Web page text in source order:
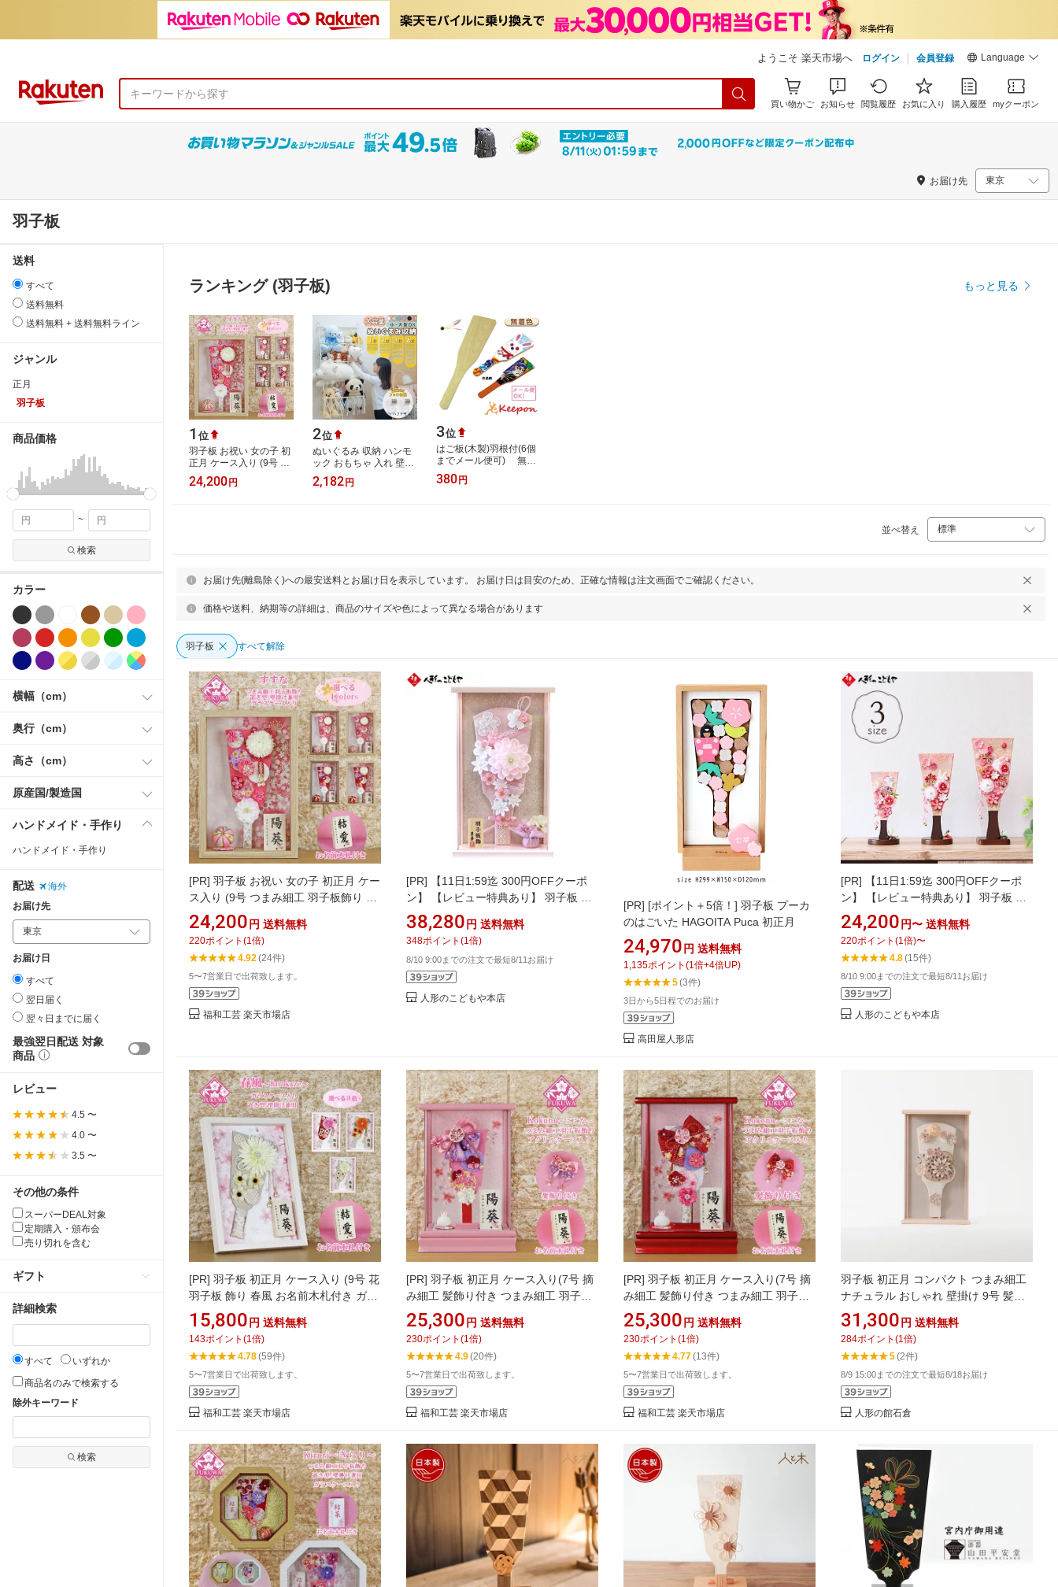
ようこそ 楽天市場へ ログイン 会員登録 Language
買い物かご お知らせ 閲覧履歴 お気に入り 購入履歴 myクーポン
お届け先
羽子板
送料
すべて
送料無料
送料無料 + 送料無料ライン
ジャンル
正月
羽子板
商品価格
~
検索
カラー
横幅（cm）
奥行（cm）
高さ（cm）
原産国/製造国
ハンドメイド・手作り
ハンドメイド・手作り
配送
海外
お届け先
お届け日
すべて
翌日届く
翌々日までに届く
最強翌日配送 対象
商品
レビュー
4.5 〜
4.0 〜
3.5 〜
その他の条件
スーパーDEAL対象
定期購入・頒布会
売り切れを含む
ギフト
詳細検索
すべて
いずれか
商品名のみで検索する
除外キーワード
検索
ランキング (羽子板) もっと見る
1 位
羽子板 お祝い 女の子 初
正月 ケース入り (9号 つ
まみ細工 羽子板飾り 新
すずな お名前木札 付き
24,200 円
2位
ぬいぐるみ 収納 ハンモ
ック おもちゃ 入れ 壁掛
け 大容量 ぬいぐるみ収
納 ケース 人形 収納ボッ
2,182 円
3位
はご板(木製)羽根付(6個
までメール便可) 無地
無着色 アーテック は
ねつき 伝承玩具 昔遊び
380 円
並べ替え
お届け先(離島除く)への最安送料とお届け日を表示しています。 お届け日は目安のため、正確な情報は注文画面でご確認ください。
価格や送料、納期等の詳細は、商品のサイズや色によって異なる場合があります
羽子板 すべて解除
[PR] 羽子板 お祝い 女の子 初正月 ケー
ス入り (9号 つまみ細工 羽子板飾り 新
すずな お名前木札 付き ガラスケース
入り)FUKUR3-154 ちりめん細工 日本
製 コンパクト かわいい 可愛い インテ
リア おしゃれ 額飾り 壁掛け ミニサイ
ズ
24,200 円 送料無料
220ポイント (1倍)
4.92(24件)
5〜7営業日で出荷致します。
福和工芸 楽天市場店
[PR]
【11日1:59迄 300円OFFクーポ
ン】 【レビュー特典あり】 羽子板 か
わいい 羽子板飾り ケース入り 羽子板
飾り 9号 優華 高さ37cm つまみ細工
ピンク 大丸菊 髪飾り 2way 寿慶オリ
ジナル 初正月 おしゃれ 送料無料 1年
保証
38,280 円 送料無料
348ポイント (1倍)
8/10 9:00までの注文で最短8/11お届け
人形のこどもや本店
[PR] [ポイント＋5倍！] 羽子板 プーカ
のはごいた HAGOITA Puca 初正月
24,970 円 送料無料
1,135ポイント (1倍+4倍UP)
5(3件)
3日から5日程でのお届け
高田屋人形店
[PR]
【11日1:59迄 300円OFFクーポ
ン】 【レビュー特典あり】 羽子板 初
正月 コンパクト 手作り かわいい スタ
ンド付 ミニ ちりめん つまみ細工 羽子
板飾り うさぎ ピンク 小サイズ 中サイ
ズ 大サイズ 選べる3種類 HK-310 HK-
308 HK-315
24,200 円〜 送料無料
220ポイント (1倍)〜
4.8(15件)
8/10 9:00までの注文で最短8/11お届け
人形のこどもや本店
[PR] 羽子板 初正月 ケース入り (9号 花
羽子板 飾り 春風 お名前木札付き ガラ
スケース入り)FUKUR3-147B ちりめん
細工 日本製 コンパクト かわいい 可愛
い インテリア おしゃれ 花羽子板 ミニ
サイズ お祝い
15,800 円 送料無料
143ポイント (1倍)
4.78(59件)
5〜7営業日で出荷致します。
福和工芸 楽天市場店
[PR] 羽子板 初正月 ケース入り(7号 摘
み細工 髪飾り付き つまみ細工 羽子板
飾り (ピンク) ここな ピンク アクリル
ケース入り )FUKUR3-139B ちりめん
細工 日本製 コンパクト かわいい 可愛
い インテリア おしゃれ 花羽子板 ミニ
サイズ お祝い
25,300 円 送料無料
230ポイント (1倍)
4.9(20件)
5〜7営業日で出荷致します。
福和工芸 楽天市場店
[PR] 羽子板 初正月 ケース入り(7号 摘
み細工 髪飾り付き つまみ細工 羽子板
飾り (赤) ここな 赤 アクリルケース 入
り)FUKUR3-138B ちりめん細工 日本
製 コンパクト かわいい 可愛い インテ
リア おしゃれ 花羽子板 ミニサイズ お
祝い
25,300 円 送料無料
230ポイント (1倍)
4.77(13件)
5〜7営業日で出荷致します。
福和工芸 楽天市場店
羽子板 初正月 コンパクト つまみ細工
ナチュラル おしゃれ 壁掛け 9号 髪飾
り 選べる4種
31,300 円 送料無料
284ポイント (1倍)
5(2件)
8/9 15:00までの注文で最短8/18お届け
人形の館石倉